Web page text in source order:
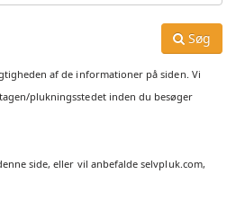
Søg
af de informationer på siden. Vi
plukningsstedet inden du besøger
side, eller vil anbefalde selvpluk.com,